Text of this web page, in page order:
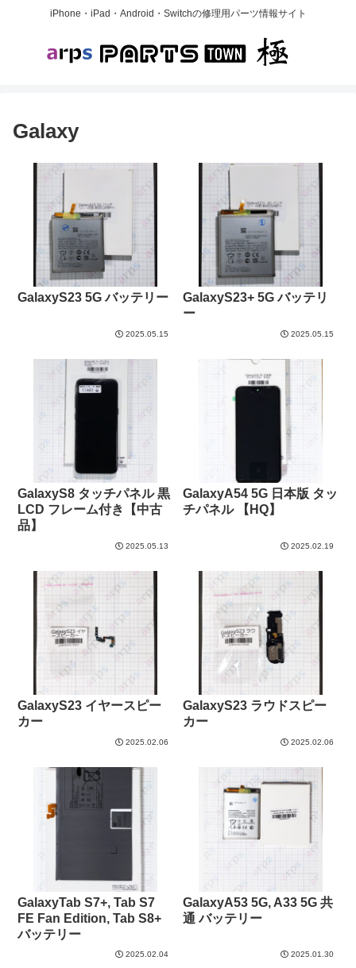
iPhone・iPad・Android・Switchの修理用パーツ情報サイト
Galaxy
GalaxyS23 5G バッテリー
2025.05.15
GalaxyS23+ 5G バッテリ
ー
2025.05.15
GalaxyS8 タッチパネル 黒
LCD フレーム付き【中古
品】
2025.05.13
GalaxyA54 5G 日本版 タッ
チパネル 【HQ】
2025.02.19
GalaxyS23 イヤースピー
カー
2025.02.06
GalaxyS23 ラウドスピー
カー
2025.02.06
GalaxyTab S7+, Tab S7
FE Fan Edition, Tab S8+
バッテリー
2025.02.04
GalaxyA53 5G, A33 5G 共
通 バッテリー
2025.01.30